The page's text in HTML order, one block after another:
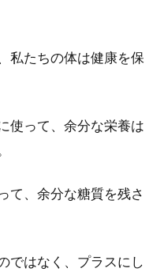
ダイエット！リコピン
エットの味方
野菜ジュースをあるタイミング
エットが出来てしまうのをご存
言われる理由
私たちの体は健康を保
使って、余分な栄養は
て、余分な糖質を残さ
ではなく、プラスにし